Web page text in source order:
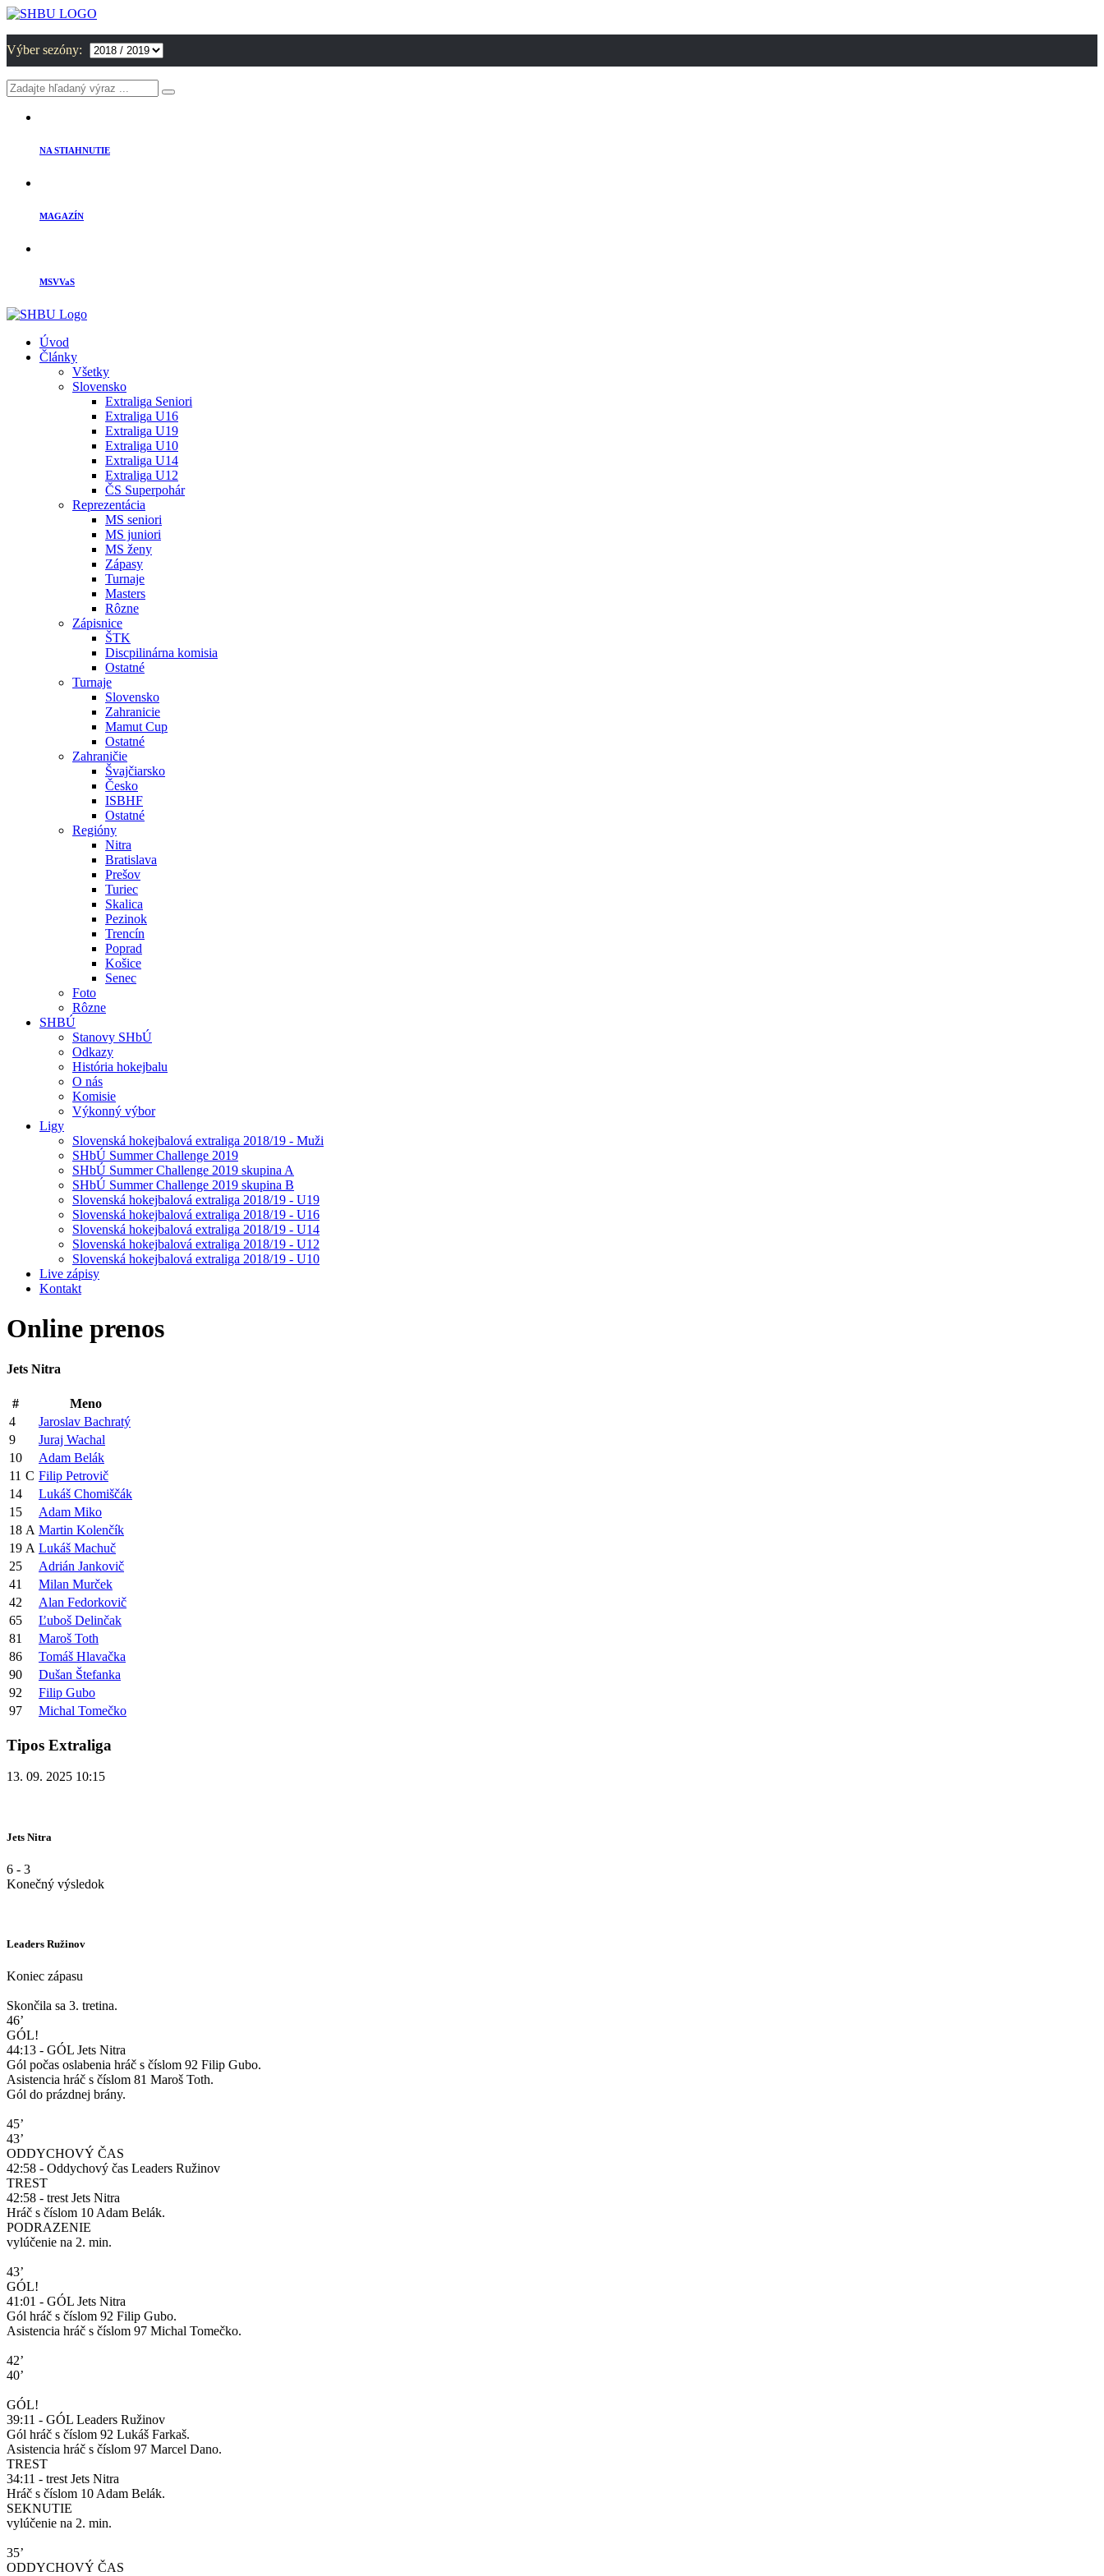
Výber sezóny:
NA STIAHNUTIE
MAGAZÍN
MSVVaS
Úvod
Články
Všetky
Slovensko
Extraliga Seniori
Extraliga U16
Extraliga U19
Extraliga U10
Extraliga U14
Extraliga U12
ČS Superpohár
Reprezentácia
MS seniori
MS juniori
MS ženy
Zápasy
Turnaje
Masters
Rôzne
Zápisnice
ŠTK
Discpilinárna komisia
Ostatné
Turnaje
Slovensko
Zahranicie
Mamut Cup
Ostatné
Zahraničie
Švajčiarsko
Česko
ISBHF
Ostatné
Regióny
Nitra
Bratislava
Prešov
Turiec
Skalica
Pezinok
Trencín
Poprad
Košice
Senec
Foto
Rôzne
SHBÚ
Stanovy SHbÚ
Odkazy
História hokejbalu
O nás
Komisie
Výkonný výbor
Ligy
Slovenská hokejbalová extraliga 2018/19 - Muži
SHbÚ Summer Challenge 2019
SHbÚ Summer Challenge 2019 skupina A
SHbÚ Summer Challenge 2019 skupina B
Slovenská hokejbalová extraliga 2018/19 - U19
Slovenská hokejbalová extraliga 2018/19 - U16
Slovenská hokejbalová extraliga 2018/19 - U14
Slovenská hokejbalová extraliga 2018/19 - U12
Slovenská hokejbalová extraliga 2018/19 - U10
Live zápisy
Kontakt
Online prenos
Jets Nitra
#
Meno
4
Jaroslav Bachratý
9
Juraj Wachal
10
Adam Belák
11 C Filip Petrovič
14
Lukáš Chomiščák
15
Adam Miko
18 A Martin Kolenčík
19 A Lukáš Machuč
25
Adrián Jankovič
41
Milan Murček
42
Alan Fedorkovič
65
Ľuboš Delinčak
81
Maroš Toth
86
Tomáš Hlavačka
90
Dušan Štefanka
92
Filip Gubo
97
Michal Tomečko
Tipos Extraliga
13. 09. 2025 10:15
Jets Nitra
6 - 3
Konečný výsledok
Leaders Ružinov
Koniec zápasu
Skončila sa 3. tretina.
46’
GÓL!
44:13 - GÓL Jets Nitra
Gól počas oslabenia hráč s číslom 92 Filip Gubo.
Asistencia hráč s číslom 81 Maroš Toth.
Gól do prázdnej brány.
45’
43’
ODDYCHOVÝ ČAS
42:58 - Oddychový čas Leaders Ružinov
TREST
42:58 - trest Jets Nitra
Hráč s číslom 10 Adam Belák.
PODRAZENIE
vylúčenie na 2. min.
43’
GÓL!
41:01 - GÓL Jets Nitra
Gól hráč s číslom 92 Filip Gubo.
Asistencia hráč s číslom 97 Michal Tomečko.
42’
40’
GÓL!
39:11 - GÓL Leaders Ružinov
Gól hráč s číslom 92 Lukáš Farkaš.
Asistencia hráč s číslom 97 Marcel Dano.
TREST
34:11 - trest Jets Nitra
Hráč s číslom 10 Adam Belák.
SEKNUTIE
vylúčenie na 2. min.
35’
ODDYCHOVÝ ČAS